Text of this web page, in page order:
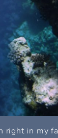
right in my